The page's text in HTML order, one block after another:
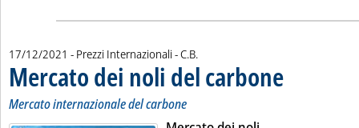
17/12/2021 - Prezzi Internazionali -di:
C.B.
Mercato dei noli del carbone
Mercato internazionale del carbone